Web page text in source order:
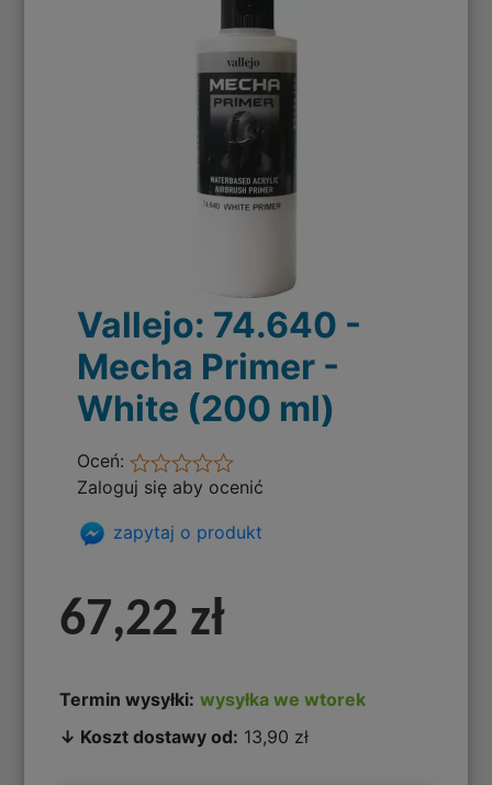
Vallejo: 74.640 -
Mecha Primer -
White (200 ml)
Oceń:
Zaloguj się aby ocenić
zapytaj o produkt
67,22 zł
Termin wysyłki: wysyłka we wtorek
↓ Koszt dostawy od: 13,90 zł